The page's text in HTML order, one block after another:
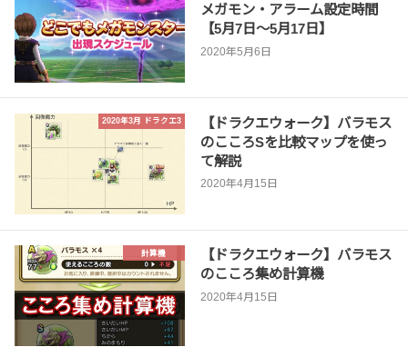
メガモン・アラーム設定時間
【5月7日〜5月17日】
2020年5月6日
2020年3月 ドラクエ3
【ドラクエウォーク】バラモス
のこころSを比較マップを使っ
て解説
2020年4月15日
計算機
【ドラクエウォーク】バラモス
のこころ集め計算機
2020年4月15日